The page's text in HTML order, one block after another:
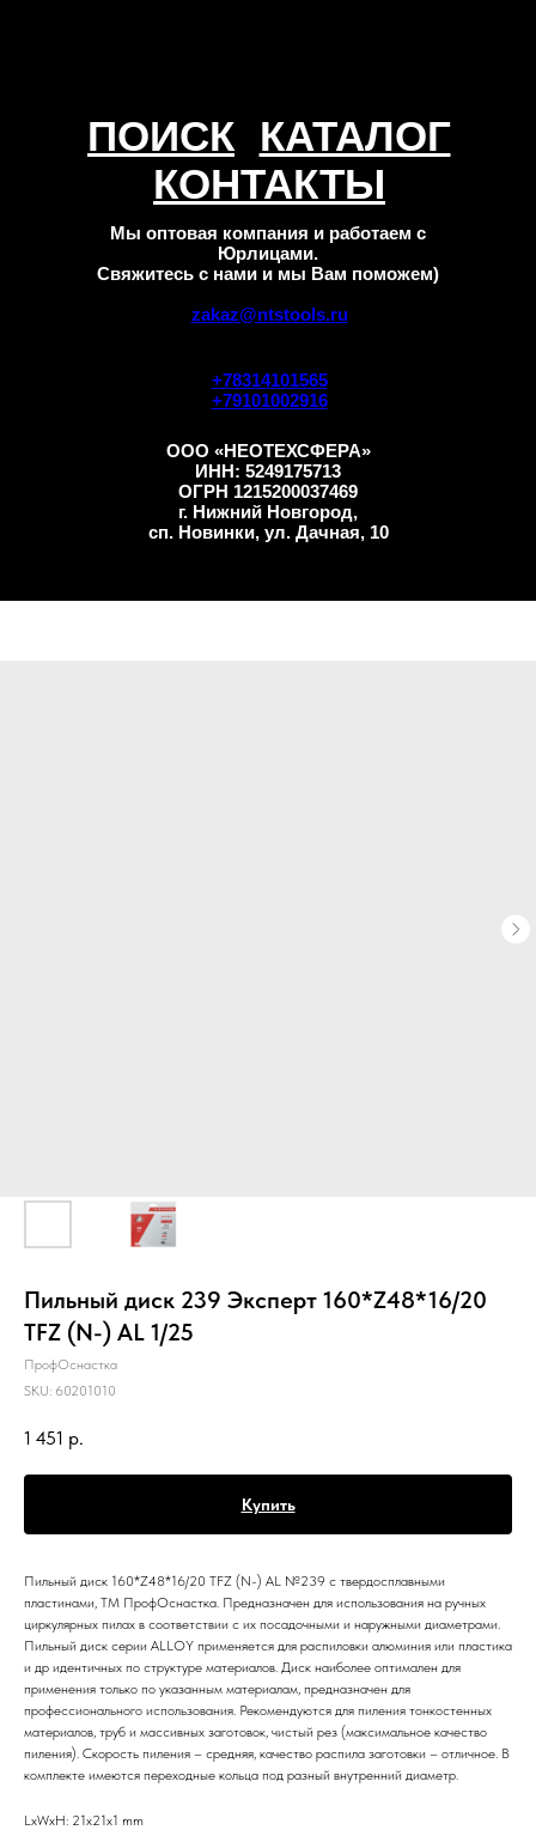
КОНТАКТЫ
ПОИСК
+78314101565
+79101002916
zakaz@ntstools.ru
КАТАЛОГ
ООО «НЕОТЕХСФЕРА»
ИНН: 5249175713
ОГРН 1215200037469
г. Нижний Новгород,
сп. Новинки, ул. Дачная, 10
Мы оптовая компания и работаем с
Юрлицами.
Свяжитесь с нами и мы Вам поможем)
Пильный диск 239 Эксперт 160*Z48*16/20
TFZ (N-) AL 1/25
ПрофОснастка
SKU: 60201010
1 451 р.
Купить
Пильный диск 160*Z48*16/20 TFZ (N-) AL №239 с твердосплавными
пластинами, ТМ ПрофОснастка. Предназначен для использования на ручных
циркулярных пилах в соответствии с их посадочными и наружными диаметрами.
Пильный диск серии ALLOY применяется для распиловки алюминия или пластика
и др идентичных по структуре материалов. Диск наиболее оптимален для
применения только по указанным материалам, предназначен для
профессионального использования. Рекомендуются для пиления тонкостенных
материалов, труб и массивных заготовок, чистый рез (максимальное качество
пиления). Скорость пиления – средняя, качество распила заготовки – отличное. В
комплекте имеются переходные кольца под разный внутренний диаметр.
LxWxH: 21x21x1 mm